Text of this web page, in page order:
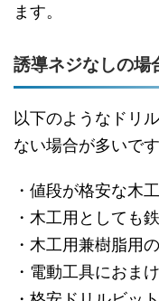
ます。
誘導ネジなしの場
以下のようなドリ
ない場合が多いです
・値段が格安な木
・木工用としても
・木工用兼樹脂用
・電動工具におま